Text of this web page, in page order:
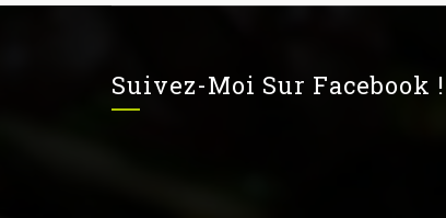
Suivez-Moi Sur Facebook !